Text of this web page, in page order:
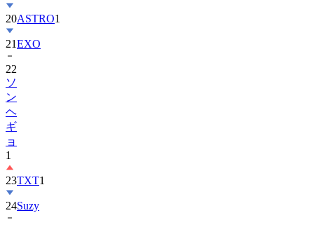
21EXO
22
ソ
ン
ヘ
ギ
ョ
1
23
24Suzy
25
チ